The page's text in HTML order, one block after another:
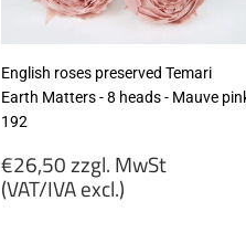
English roses preserved Temari
Earth Matters - 8 heads - Mauve
192
Regular
price
€26,50 zzgl. MwSt
(VAT/IVA excl.)